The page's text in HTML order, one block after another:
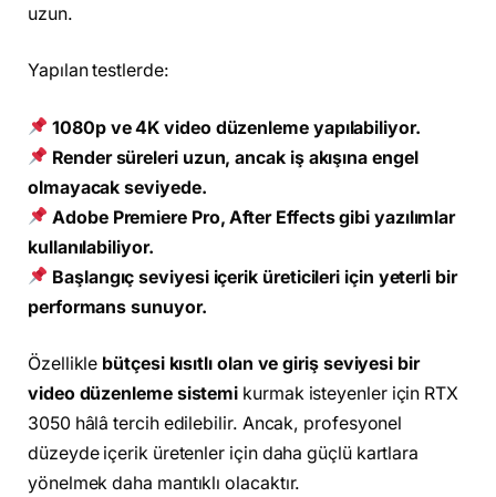
uzun.
Yapılan testlerde:
1080p ve 4K video düzenleme yapılabiliyor.
Render süreleri uzun, ancak iş akışına engel
olmayacak seviyede.
Adobe Premiere Pro, After Effects gibi yazılımlar
kullanılabiliyor.
Başlangıç seviyesi içerik üreticileri için yeterli bir
performans sunuyor.
Özellikle bütçesi kısıtlı olan ve giriş seviyesi bir
video düzenleme sistemi kurmak isteyenler için RTX
3050 hâlâ tercih edilebilir. Ancak, profesyonel
düzeyde içerik üretenler için daha güçlü kartlara
yönelmek daha mantıklı olacaktır.